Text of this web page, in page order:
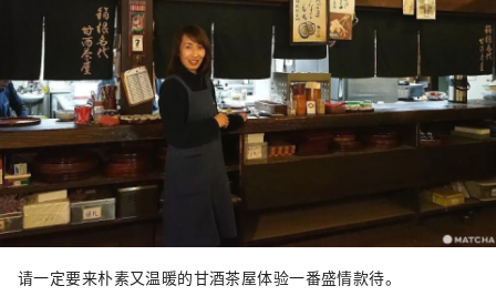
请一定要来朴素又温暖的甘酒茶屋体验一番盛情款待。